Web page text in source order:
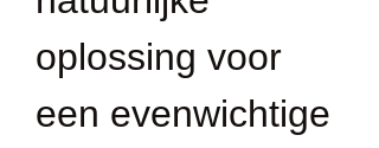
oplossing voor
een evenwichtige